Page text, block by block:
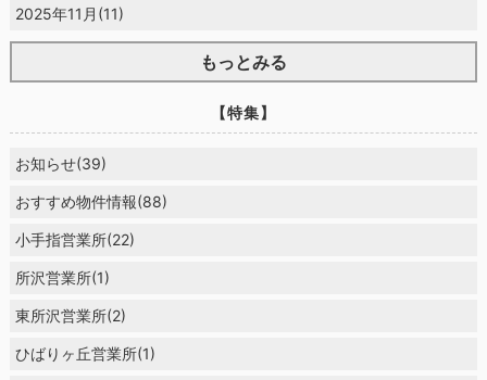
2025年11月(11)
もっとみる
【特集】
お知らせ(39)
おすすめ物件情報(88)
小手指営業所(22)
所沢営業所(1)
東所沢営業所(2)
ひばりヶ丘営業所(1)